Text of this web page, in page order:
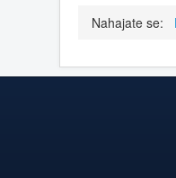
Nahajate se: